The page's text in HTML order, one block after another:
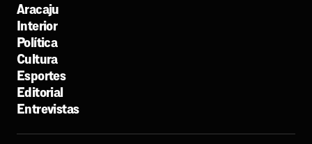
Aracaju
Interior
Política
Cultura
Esportes
Editorial
Entrevistas